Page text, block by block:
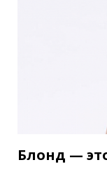
Блонд —